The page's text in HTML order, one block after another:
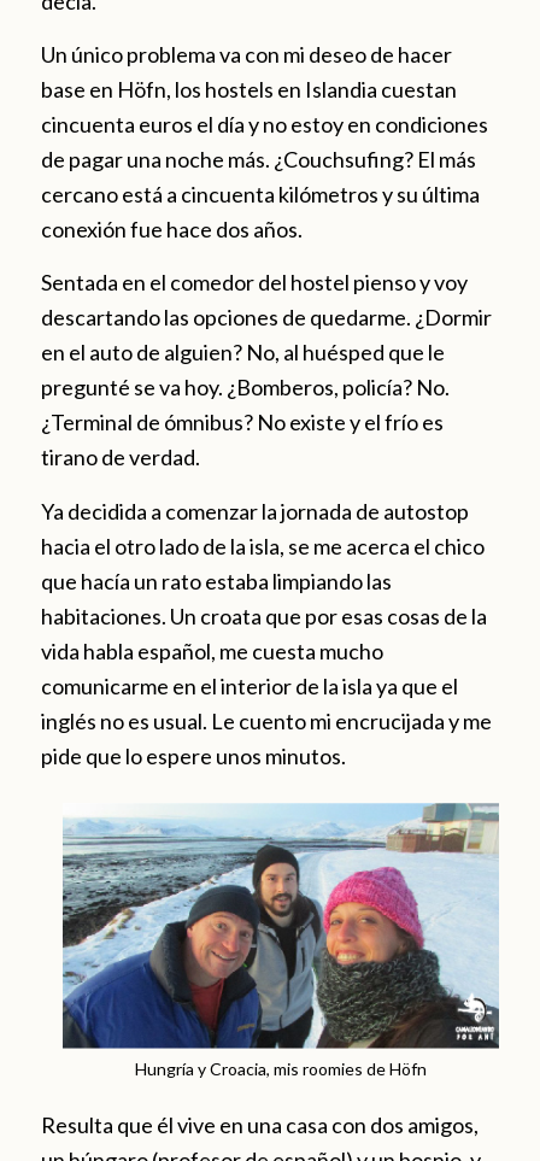
Un único problema va con mi deseo de hacer
base en Höfn, los hostels en Islandia cuestan
cincuenta euros el día y no estoy en condiciones
de pagar una noche más. ¿Couchsufing? El más
cercano está a cincuenta kilómetros y su última
conexión fue hace dos años.
Sentada en el comedor del hostel pienso y voy
descartando las opciones de quedarme. ¿Dormir
en el auto de alguien? No, al huésped que le
pregunté se va hoy. ¿Bomberos, policía? No.
¿Terminal de ómnibus? No existe y el frío es
tirano de verdad.
Ya decidida a comenzar la jornada de autostop
hacia el otro lado de la isla, se me acerca el chico
que hacía un rato estaba limpiando las
habitaciones. Un croata que por esas cosas de la
vida habla español, me cuesta mucho
comunicarme en el interior de la isla ya que el
inglés no es usual. Le cuento mi encrucijada y me
pide que lo espere unos minutos.
Hungría y Croacia, mis roomies de Höfn
Resulta que él vive en una casa con dos amigos,